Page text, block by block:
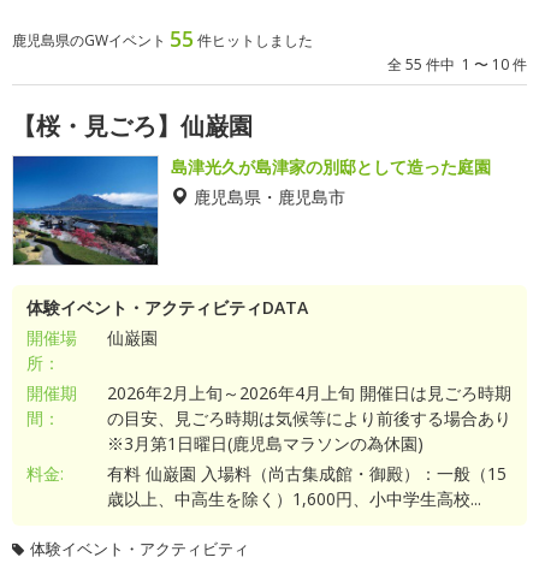
鹿児島県のGWイベント 55 件ヒットしました
全 55 件中 1 〜 10 件
【桜・見ごろ】仙巌園
島津光久が島津家の別邸として造った庭園
鹿児島県・鹿児島市
体験イベント・アクティビティDATA
開催場
所：
仙巌園
開催期
間：
2026年2月上旬～2026年4月上旬 開催日は見ごろ時期
の目安、見ごろ時期は気候等により前後する場合あり
※3月第1日曜日(鹿児島マラソンの為休園)
料金:
有料 仙巌園 入場料（尚古集成館・御殿）：一般（15
歳以上、中高生を除く）1,600円、小中学生高校...
体験イベント・アクティビティ